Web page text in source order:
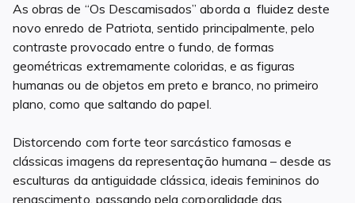
As obras de “Os Descamisados” aborda a fluidez deste
novo enredo de Patriota, sentido principalmente, pelo
contraste provocado entre o fundo, de formas
geométricas extremamente coloridas, e as figuras
humanas ou de objetos em preto e branco, no primeiro
plano, como que saltando do papel.
Distorcendo com forte teor sarcástico famosas e
clássicas imagens da representação humana – desde as
esculturas da antiguidade clássica, ideais femininos do
renascimento, passando pela corporalidade das